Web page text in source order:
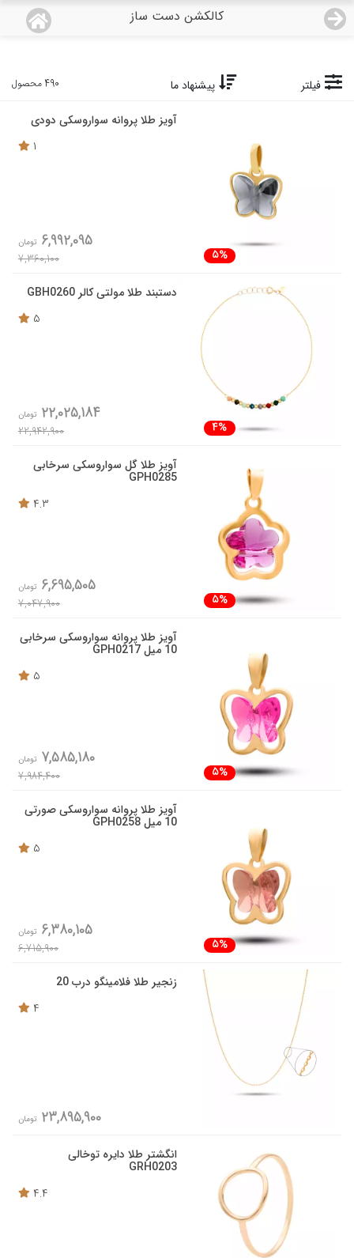
کالکشن دست ساز
منو
صفحه اصلی
اعطای نمایندگی
تماس با ما
فیلتر پیشنهاد ما 490 محصول
آویز طلا پروانه سواروسکی دودی
1
5%
6,992,095 تومان
7,360,100
دستبند طلا مولتی کالر GBH0260
5
4%
22,025,184 تومان
22,942,900
آویز طلا گل سواروسکی سرخابی
GPH0285
4.3
5%
6,695,505 تومان
7,047,900
آویز طلا پروانه سواروسکی سرخابی
10 میل GPH0217
5
5%
7,585,180 تومان
7,984,400
آویز طلا پروانه سواروسکی صورتی
10 میل GPH0258
5
5%
6,380,105 تومان
6,715,900
زنجیر طلا فلامینگو درب 20
4
23,895,900 تومان
انگشتر طلا دایره توخالی
GRH0203
4.4